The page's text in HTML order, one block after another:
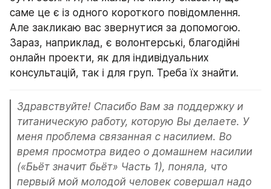
саме це є із одного короткого повідомлення.
Але закликаю вас звернутися за допомогою.
Зараз, наприклад, є волонтерські, благодійні
онлайн проекти, як для індивідуальних
консультацій, так і для груп. Треба їх знайти.
Здравствуйте! Спасибо Вам за поддержку и
титаническую работу, которую Вы делаете. У
меня проблема связанная с насилием. Во
время просмотра видео о домашнем насилии
(«Бьёт значит бьёт» Часть 1), поняла, что
первый мой молодой человек совершал надо